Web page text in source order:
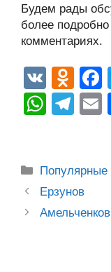
Будем рады
более
комментариях.
V
K
O
d
n
kl
a
ss
b
o
W
s
A
p
T
gr
a
m
Рубрики
Популярные
Post
navigation
Ерзунов
Амельченков